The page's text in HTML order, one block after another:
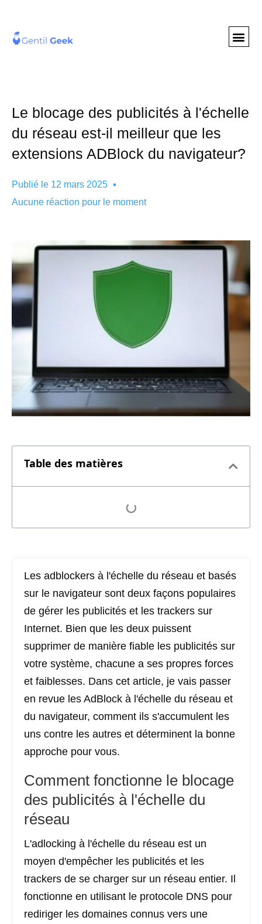
Le blocage des publicités à l'échelle
du réseau est-il meilleur que les
extensions ADBlock du navigateur?
Publié le 12 mars 2025
Aucune réaction pour le moment
Table des matières
Les adblockers à l'échelle du réseau et basés
sur le navigateur sont deux façons populaires
de gérer les publicités et les trackers sur
Internet. Bien que les deux puissent
supprimer de manière fiable les publicités sur
votre système, chacune a ses propres forces
et faiblesses. Dans cet article, je vais passer
en revue les AdBlock à l'échelle du réseau et
du navigateur, comment ils s'accumulent les
uns contre les autres et déterminent la bonne
approche pour vous.
Comment fonctionne le blocage
des publicités à l'échelle du
réseau
L'adlocking à l'échelle du réseau est un
moyen d'empêcher les publicités et les
trackers de se charger sur un réseau entier. Il
fonctionne en utilisant le protocole DNS pour
rediriger les domaines connus vers une